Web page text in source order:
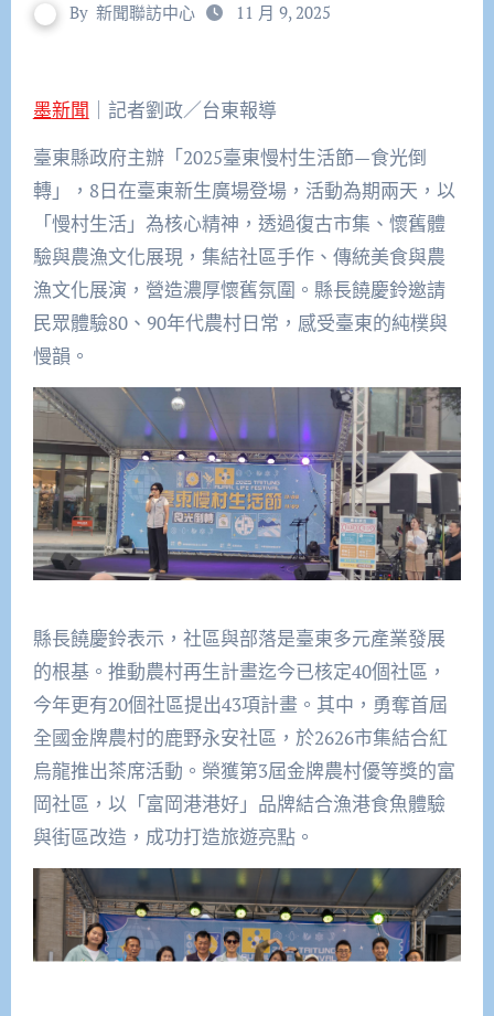
By 新聞聯訪中心 11 月 9, 2025
墨新聞 ｜記者劉政／台東報導
臺東縣政府主辦「2025臺東慢村生活節—食光倒
轉」，8日在臺東新生廣場登場，活動為期兩天，以
「慢村生活」為核心精神，透過復古市集、懷舊體
驗與農漁文化展現，集結社區手作、傳統美食與農
漁文化展演，營造濃厚懷舊氛圍。縣長饒慶鈴邀請
民眾體驗80、90年代農村日常，感受臺東的純樸與
慢韻。
縣長饒慶鈴表示，社區與部落是臺東多元產業發展
的根基。推動農村再生計畫迄今已核定40個社區，
今年更有20個社區提出43項計畫。其中，勇奪首屆
全國金牌農村的鹿野永安社區，於2626市集結合紅
烏龍推出茶席活動。榮獲第3屆金牌農村優等獎的富
岡社區，以「富岡港港好」品牌結合漁港食魚體驗
與街區改造，成功打造旅遊亮點。